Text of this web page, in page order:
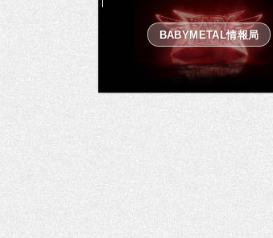
BABYMETAL情報局